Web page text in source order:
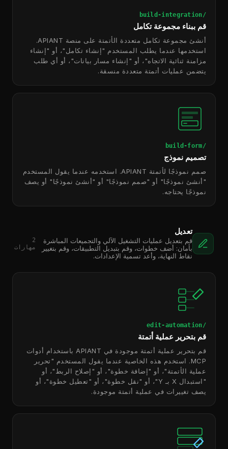
/build-integration
قم ببناء مجموعة تكامل
أنشئ مجموعة تكامل متعددة الأتمتة على منصة APIANT.
استخدمها عندما يطلب المستخدم "إنشاء تكامل"، أو "إنشاء
مزامنة ثنائية الاتجاه"، أو "إنشاء مسار بيانات"، أو أي طلب
يتضمن عمليات أتمتة متعددة منسقة.
/build-form
تصميم نموذج
صمم نموذجًا لأتمتة APIANT. استخدمه عندما يقول المستخدم
"أنشئ نموذجًا" أو "صمم نموذجًا" أو "أنشئ نموذجًا" أو يصف
نموذجًا يحتاجه.
تعديل
قم بتعديل عمليات التشغيل الآلي والتجميعات المباشرة
بأمان: أضف خطوات، وقم بتبديل التطبيقات، وقم بتغيير
نقاط النهاية، وأعد تسمية الإعدادات.
2
مهارات
/edit-automation
قم بتحرير عملية أتمتة
قم بتحرير عملية أتمتة موجودة في APIANT باستخدام أدوات
MCP. استخدم هذه الخاصية عندما يقول المستخدم "تحرير
عملية الأتمتة"، أو "إضافة خطوة"، أو "إصلاح الربط"، أو
"استبدال X بـ Y"، أو "نقل خطوة"، أو "تعطيل خطوة"، أو
يصف تغييرات في عملية أتمتة موجودة.